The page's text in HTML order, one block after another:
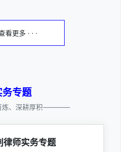
看更多 · · ·
务专题
、深耕厚积————
律师实务专题